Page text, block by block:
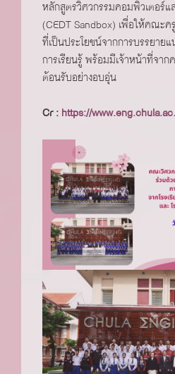
หลักสูตรวิศวกรรมคอมพิวเตอร์แ
(CEDT Sandbox) เพื่อให้คณะ
ที่เป็นประโยชน์จากการบรรยาย
การเรียนรู้ พร้อมมีเจ้าหน้าที่จา
ต้อนรับอย่างอบอุ่น
Cr :https://